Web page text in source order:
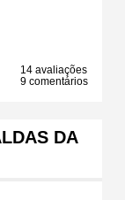
14 avaliações
9 comentários
DA